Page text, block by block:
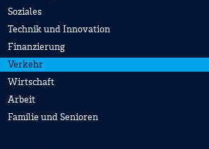
Soziales
Technik und Innovation
Finanzierung
Verkehr
Wirtschaft
Arbeit
Familie und Senioren